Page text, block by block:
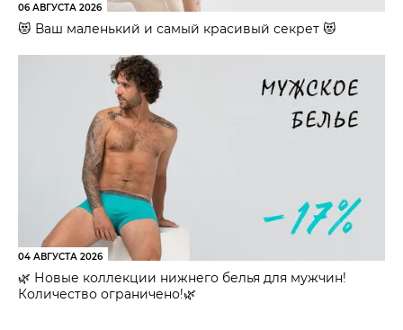
06 АВГУСТА 2026
😻 Ваш маленький и самый красивый секрет 😻
04 АВГУСТА 2026
🌿 Новые коллекции нижнего белья для мужчин!
Количество ограничено!🌿